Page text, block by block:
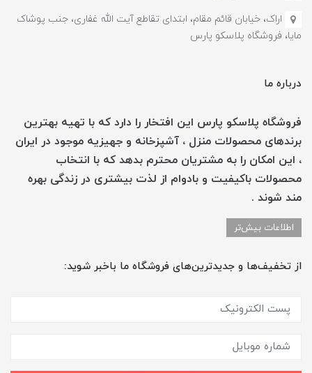
اراک، خیابان قائم مقام، ابتدای تقاطع آیت الله غفاری، جنب پوشاک
مایا، فروشگاه پلاسکو پارس
درباره ما
فروشگاه پلاسکو پارس این افتخار را دارد که با تهیه بهترین
برندهای محصولات منزل ، آشپزخانه و جهیزیه موجود در ایران
، این امکان را به مشتریان محترم بدهد که با انتخاب
محصولات باکیفیت و بادوام از لذت بیشتری در زندگی بهره
مند شوند .
اطلاعات بیش‌تر
از تخفیف‌ها و جدیدترین‌های فروشگاه ما باخبر شوید: